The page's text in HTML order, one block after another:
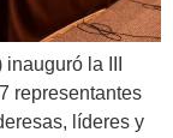
la III
representantes
líderes y